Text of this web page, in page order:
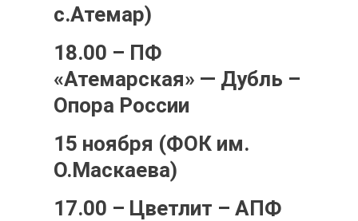
с.Атемар)
18.00 – ПФ
«Атемарская» — Дубль –
Опора России
15 ноября (ФОК им.
О.Маскаева)
17.00 – Цветлит – АПФ